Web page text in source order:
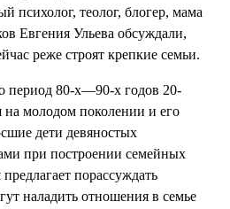
психолог, теолог, блогер, мама
Евгения Ульева обсуждали,
реже строят крепкие семьи.
период 80-х—90-х годов 20-
на молодом поколении и его
дети девяностых
при построении семейных
порассуждать
наладить отношения в семье